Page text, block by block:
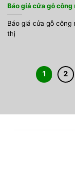
Báo giá cửa gỗ
Báo giá cửa gỗ
thị
1 2